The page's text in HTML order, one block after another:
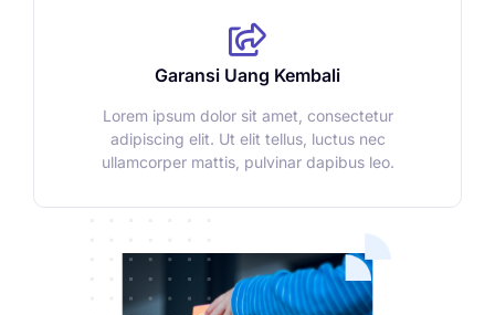
Garansi Uang Kembali
Lorem ipsum dolor sit amet, consectetur
adipiscing elit. Ut elit tellus, luctus nec
ullamcorper mattis, pulvinar dapibus leo.